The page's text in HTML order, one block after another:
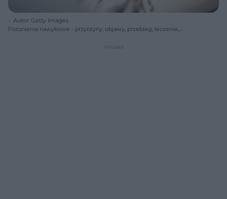
Autor: Getty Images
Poronienia nawykowe - przyczyny, objawy, przebieg, leczenie,